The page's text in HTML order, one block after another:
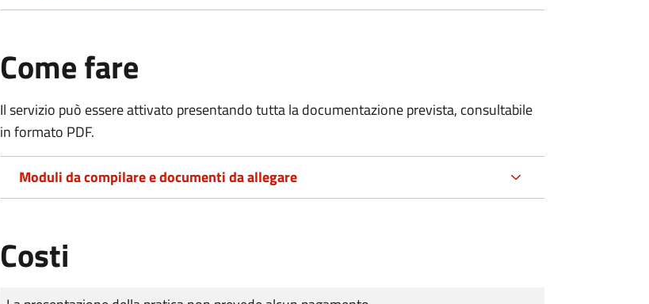
Come fare
Il servizio può essere attivato presentando tutta la documentazione prevista, consultabile
in formato PDF.
Moduli da compilare e documenti da allegare
Costi
Tipo di pagamento
Importo